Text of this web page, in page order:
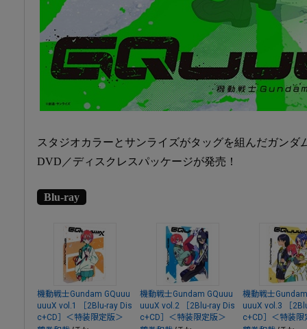
スタジオカラーとサンライズがタッグを組んだガンダ
DVD／ディスクレスパッケージが発売！
Blu-ray
機動戦士Gundam GQuuu
uuuX vol.1 ［2Blu-ray Dis
c+CD］＜特装限定版＞
機動戦士Gundam GQuuu
uuuX vol.2 ［2Blu-ray Dis
c+CD］＜特装限定版＞
機動戦士
uuuX vol.3 ［
c+CD］＜特装限